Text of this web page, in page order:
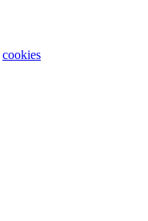
cookies